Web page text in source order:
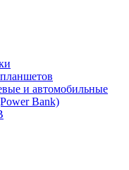
и автомобильные
Bank)